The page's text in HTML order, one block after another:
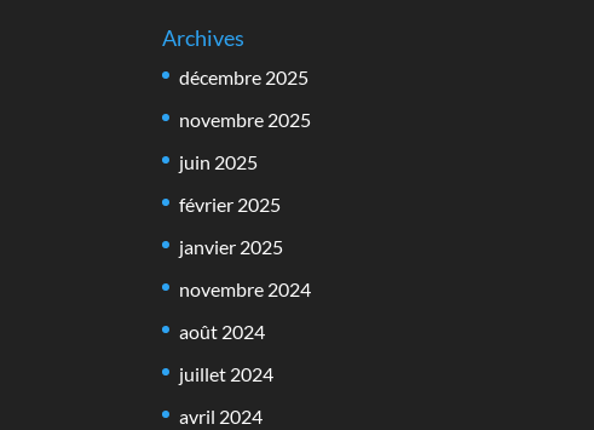
Archives
décembre 2025
novembre 2025
juin 2025
février 2025
janvier 2025
novembre 2024
août 2024
juillet 2024
avril 2024